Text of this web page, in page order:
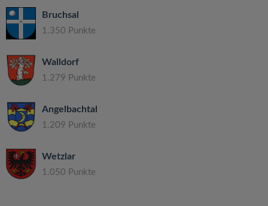
Bruchsal
1.350 Punkte
Walldorf
1.279 Punkte
Angelbachtal
1.209 Punkte
Wetzlar
1.050 Punkte